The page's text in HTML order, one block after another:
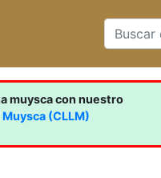
muysca con nuestro
(CLLM)